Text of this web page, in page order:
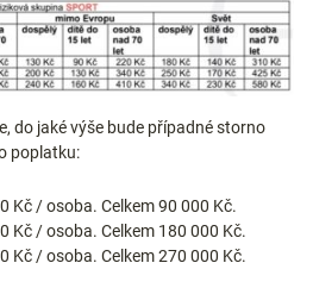
do jaké výše bude případné storno
poplatku:
Kč / osoba. Celkem 90 000 Kč.
Kč / osoba. Celkem 180 000 Kč.
Kč / osoba. Celkem 270 000 Kč.